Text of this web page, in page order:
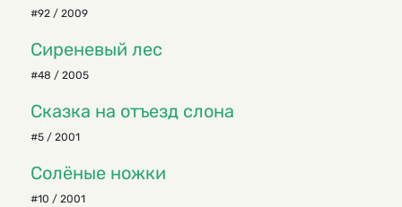
#92 / 2009
Сиреневый лес
#48 / 2005
Сказка на отъезд слона
#5 / 2001
Солёные ножки
#10 / 2001